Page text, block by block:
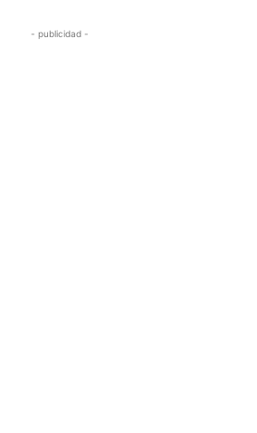
- publicidad -